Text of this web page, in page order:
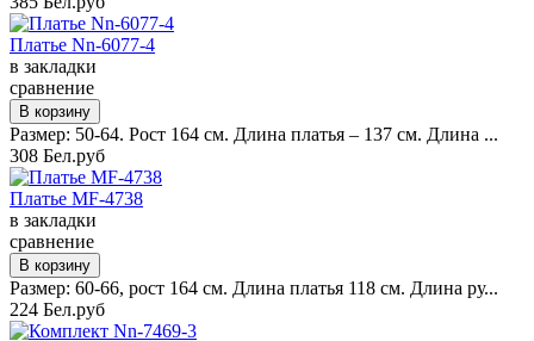
Платье Nn-6077-4
в закладки
сравнение
Размер: 50-64. Рост 164 см. Длина платья – 137 см. Длина ...
308 Бел.руб
Платье MF-4738
в закладки
сравнение
Размер: 60-66, рост 164 см. Длина платья 118 см. Длина ру...
224 Бел.руб